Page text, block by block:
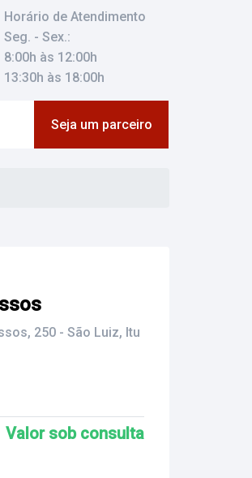
Horário de Atendimento
Seg. - Sex.:
8:00h às 12:00h
13:30h às 18:00h
Seja um parceiro
250 - São Luiz, Itu
Valor sob consulta